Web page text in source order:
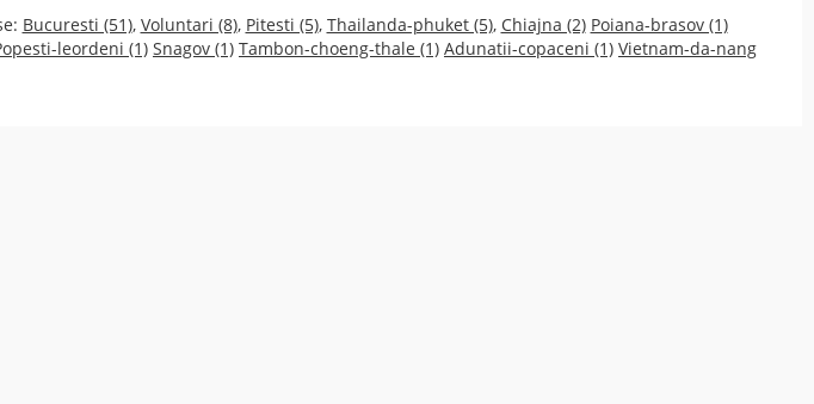
Bucuresti (51), Voluntari (8), Pitesti (5), Thailanda-phuket (5), Chiajna (2) Poiana-brasov (1)
leordeni (1) Snagov (1) Tambon-choeng-thale (1) Adunatii-copaceni (1) Vietnam-da-nang